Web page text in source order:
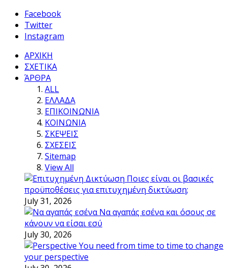
Facebook
Twitter
Instagram
ΑΡΧΙΚΗ
ΣΧΕΤΙΚΑ
ΆΡΘΡΑ
ALL
ΕΛΛΑΔΑ
ΕΠΙΚΟΙΝΩΝΙΑ
ΚΟΙΝΩΝΙΑ
ΣΚΕΨΕΙΣ
ΣΧΕΣΕΙΣ
Sitemap
View All
Ποιες είναι οι βασικές
προϋποθέσεις για επιτυχημένη δικτύωση;
July 31, 2026
Να αγαπάς εσένα και όσους σε
κάνουν να είσαι εσύ
July 30, 2026
You need from time to time to change
your perspective